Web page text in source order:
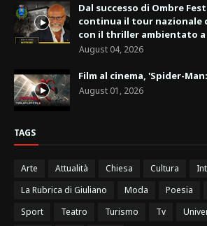
Dal successo di Ombre
continua il tour nazionale
con il thriller ambientato
August 04, 2026
Film al cinema, 'Spider-
August 01, 2026
TAGS
Arte Attualità Chiesa Cultura
La Rubrica di Giuliano
Moda Poesia
Sport
Teatro Turismo Tv